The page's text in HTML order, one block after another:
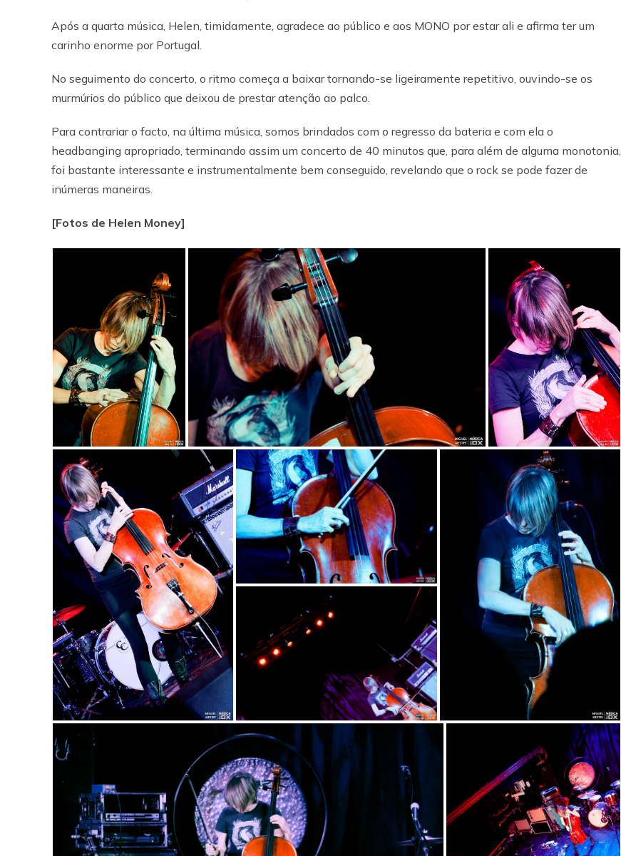
Após a quarta música, Helen, timidamente, agradece ao público e aos MONO por estar ali e afirma ter um
carinho enorme por Portugal.
No seguimento do concerto, o ritmo começa a baixar tornando-se ligeiramente repetitivo, ouvindo-se os
murmúrios do público que deixou de prestar atenção ao palco.
Para contrariar o facto, na última música, somos brindados com o regresso da bateria e com ela o
headbanging apropriado, terminando assim um concerto de 40 minutos que, para além de alguma monotonia,
foi bastante interessante e instrumentalmente bem conseguido, revelando que o rock se pode fazer de
inúmeras maneiras.
[Fotos de Helen Money]